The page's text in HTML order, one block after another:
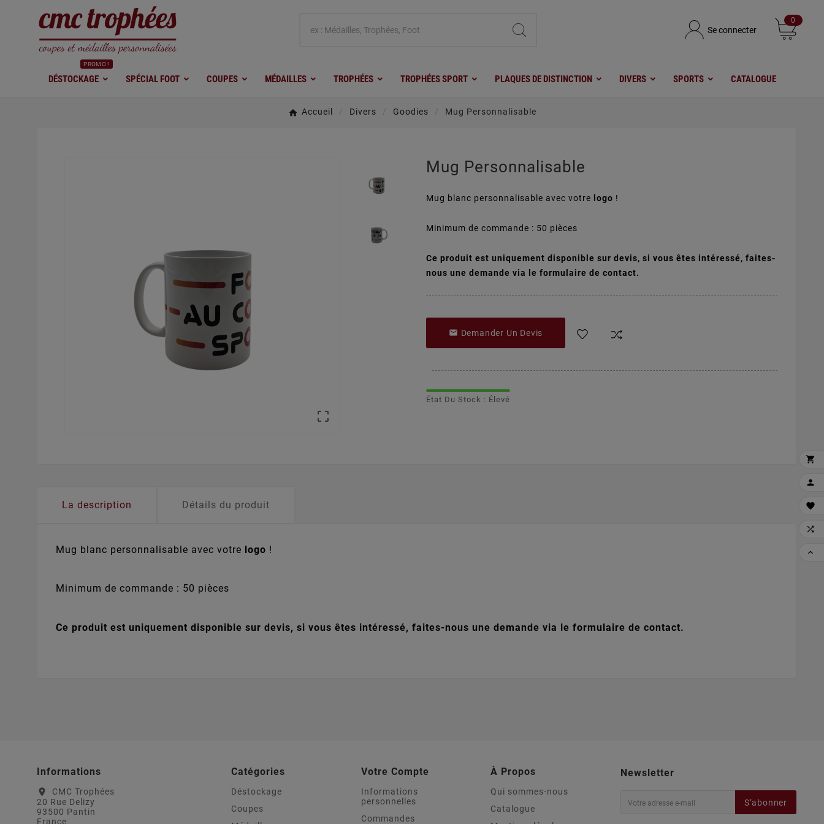
Se connecter
0
DÉSTOCKAGE
PROMO !
SPÉCIAL FOOT COUPES MÉDAILLES TROPHÉES TROPHÉES SPORT PLAQUES DE DISTINCTION DIVERS SPORTS CATALOGUE
Accueil Divers Goodies Mug Personnalisable

Mug Personnalisable
Mug blanc personnalisable avec votre logo !
Minimum de commande : 50 pièces
Ce produit est uniquement disponible sur devis, si vous êtes intéressé, faites-
nous une demande via le formulaire de contact.
 Demander Un Devis
État Du Stock : Élevé
La description Détails du produit
Mug blanc personnalisable avec votre logo !
Minimum de commande : 50 pièces
Ce produit est uniquement disponible sur devis, si vous êtes intéressé, faites-nous une demande via le formulaire de contact.
Informations
location_on
CMC Trophées
20 Rue Delizy
93500 Pantin
France
Catégories
Déstockage
Coupes
Votre Compte
Informations
personnelles
Commandes
À Propos
Qui sommes-nous
Catalogue
Newsletter
S’abonner




